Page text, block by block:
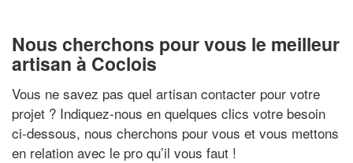
Nous cherchons pour vous le meilleur
artisan à Coclois
Vous ne savez pas quel artisan contacter pour votre
projet ? Indiquez-nous en quelques clics votre besoin
ci-dessous, nous cherchons pour vous et vous mettons
en relation avec le pro qu’il vous faut !